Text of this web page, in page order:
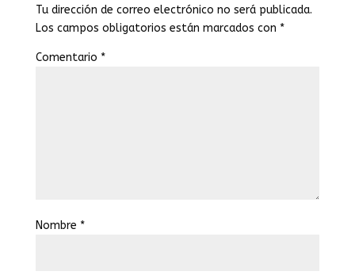
Tu dirección de correo electrónico no será publicada.
Los campos obligatorios están marcados con *
Comentario *
Nombre *